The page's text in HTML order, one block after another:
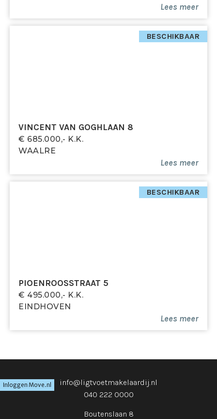
Lees meer
BESCHIKBAAR
VINCENT VAN GOGHLAAN 8
€ 685.000,- K.k.
WAALRE
Lees meer
BESCHIKBAAR
PIOENROOSSTRAAT 5
€ 495.000,- K.k.
EINDHOVEN
Lees meer
info@ligtvoetmakelaardij.nl
040 222 0000
Boutenslaan 8
Inloggen Move.nl